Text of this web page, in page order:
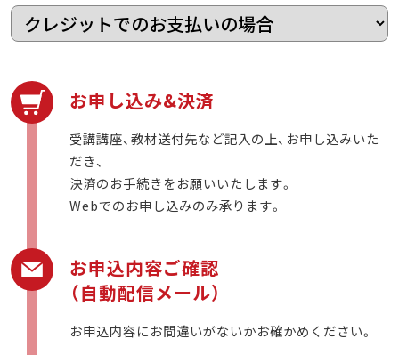
お申し込み&決済
受講講座、教材送付先など記入の上、お申し込みいた
だき、
決済のお手続きをお願いいたします。
Webでのお申し込みのみ承ります。
お申込内容ご確認
（自動配信メール）
お申込内容にお間違いがないかお確かめください。